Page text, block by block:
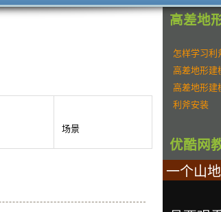
场景
高差地
怎样学习利
高差地形建
高差地形建
利斧安装
优酷网
一个山